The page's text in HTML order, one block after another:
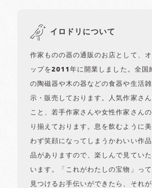
イロドリについて
作家ものの器の通販のお店として、
ップを2011年に開業しました。全国
の陶磁器や木の器などの食器や生活
示・販売しております。人気作家さ
こと、若手作家さんや女性作家さん
り揃えております。息を飲むように
わず笑顔になってしまうかわいい作
品がありますので、楽しんで見てい
います。「これがわたしの宝物」っ
見つけるお手伝いができたら、それ